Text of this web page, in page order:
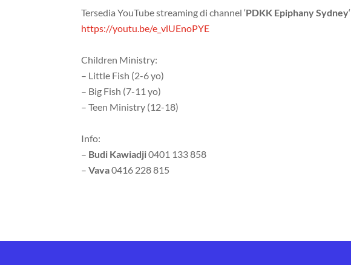
Tersedia YouTube streaming di channel ‘PDKK Epiphany Sydney‘
https://youtu.be/e_vlUEnoPYE
Children Ministry:
– Little Fish (2-6 yo)
– Big Fish (7-11 yo)
– Teen Ministry (12-18)
Info:
– Budi Kawiadji0401 133 858
–Vava0416 228 815